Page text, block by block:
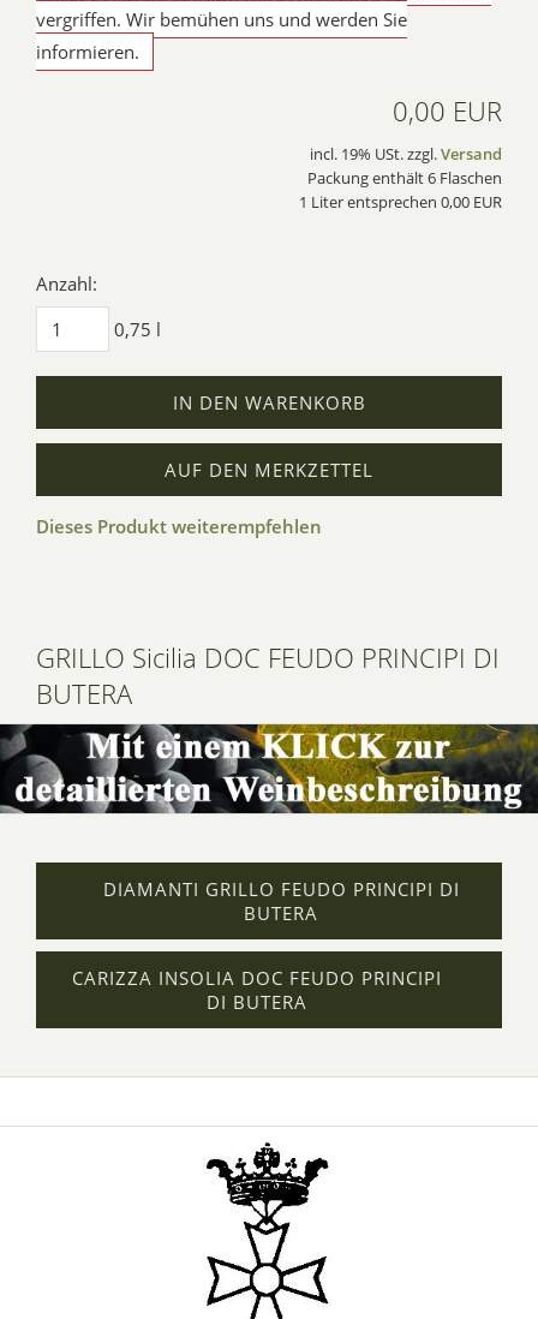
vergriffen. Wir bemühen uns und werden Sie
informieren.
0,00 EUR
incl. 19% USt. zzgl.Versand
Packung enthält 6 Flaschen
1 Liter entsprechen 0,00 EUR
Anzahl:
0,75 l
IN DEN WARENKORB
AUF DEN MERKZETTEL
Dieses Produkt weiterempfehlen
GRILLO Sicilia DOC FEUDO PRINCIPI DI
BUTERA
DIAMANTI GRILLO FEUDO PRINCIPI DI
BUTERA
CARIZZA INSOLIA DOC FEUDO PRINCIPI
DI BUTERA